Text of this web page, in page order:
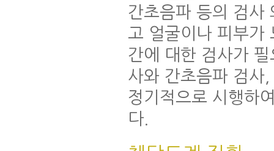
간초음파 등의 검사
고 얼굴이나 피부가
간에 대한 검사가
사와 간초음파 검사
정기적으로 시행하
다.